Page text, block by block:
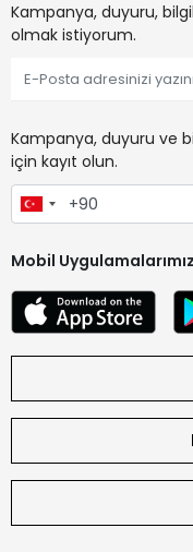
Kampanya, duyuru,
olmak istiyorum.
Kampanya, duyuru ve
için kayıt olun.
Mobil Uygulamalarımız